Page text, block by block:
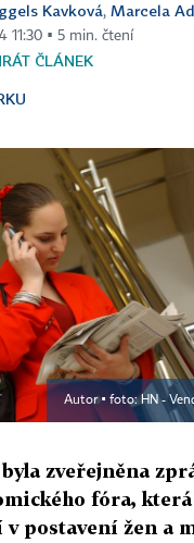
Kavková, Marcela
11:30 ▪ 5 min. čtení
ČLÁNEK
Autor ▪ foto: HN -
zveřejněna
fóra,
postavení žen a